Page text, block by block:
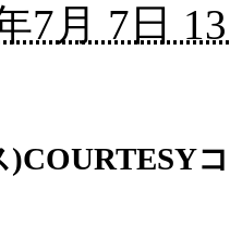
7月 7日
)COURTESY